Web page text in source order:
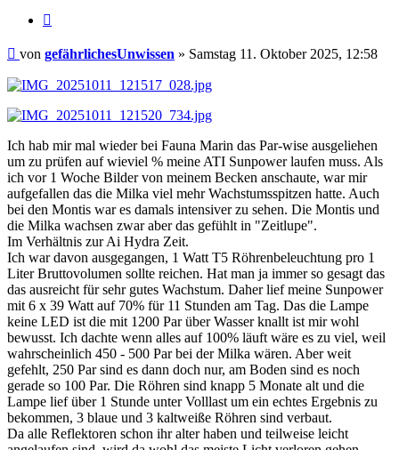
Beitrag
von gefährlichesUnwissen » Samstag 11. Oktober 2025, 12:58
Ich hab mir mal wieder bei Fauna Marin das Par-wise ausgeliehen
um zu prüfen auf wieviel % meine ATI Sunpower laufen muss. Als
ich vor 1 Woche Bilder von meinem Becken anschaute, war mir
aufgefallen das die Milka viel mehr Wachstumsspitzen hatte. Auch
bei den Montis war es damals intensiver zu sehen. Die Montis und
die Milka wachsen zwar aber das gefühlt in "Zeitlupe".
Im Verhältnis zur Ai Hydra Zeit.
Ich war davon ausgegangen, 1 Watt T5 Röhrenbeleuchtung pro 1
Liter Bruttovolumen sollte reichen. Hat man ja immer so gesagt das
das ausreicht für sehr gutes Wachstum. Daher lief meine Sunpower
mit 6 x 39 Watt auf 70% für 11 Stunden am Tag. Das die Lampe
keine LED ist die mit 1200 Par über Wasser knallt ist mir wohl
bewusst. Ich dachte wenn alles auf 100% läuft wäre es zu viel, weil
wahrscheinlich 450 - 500 Par bei der Milka wären. Aber weit
gefehlt, 250 Par sind es dann doch nur, am Boden sind es noch
gerade so 100 Par. Die Röhren sind knapp 5 Monate alt und die
Lampe lief über 1 Stunde unter Volllast um ein echtes Ergebnis zu
bekommen, 3 blaue und 3 kaltweiße Röhren sind verbaut.
Da alle Reflektoren schon ihr alter haben und teilweise leicht